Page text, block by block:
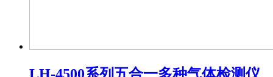
LH-4500系列五合一多种气体检测仪